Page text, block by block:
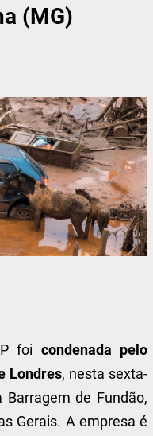
(MG)
foi condenada pelo
Londres, nesta sexta-
de Fundão,
Gerais. A empresa é